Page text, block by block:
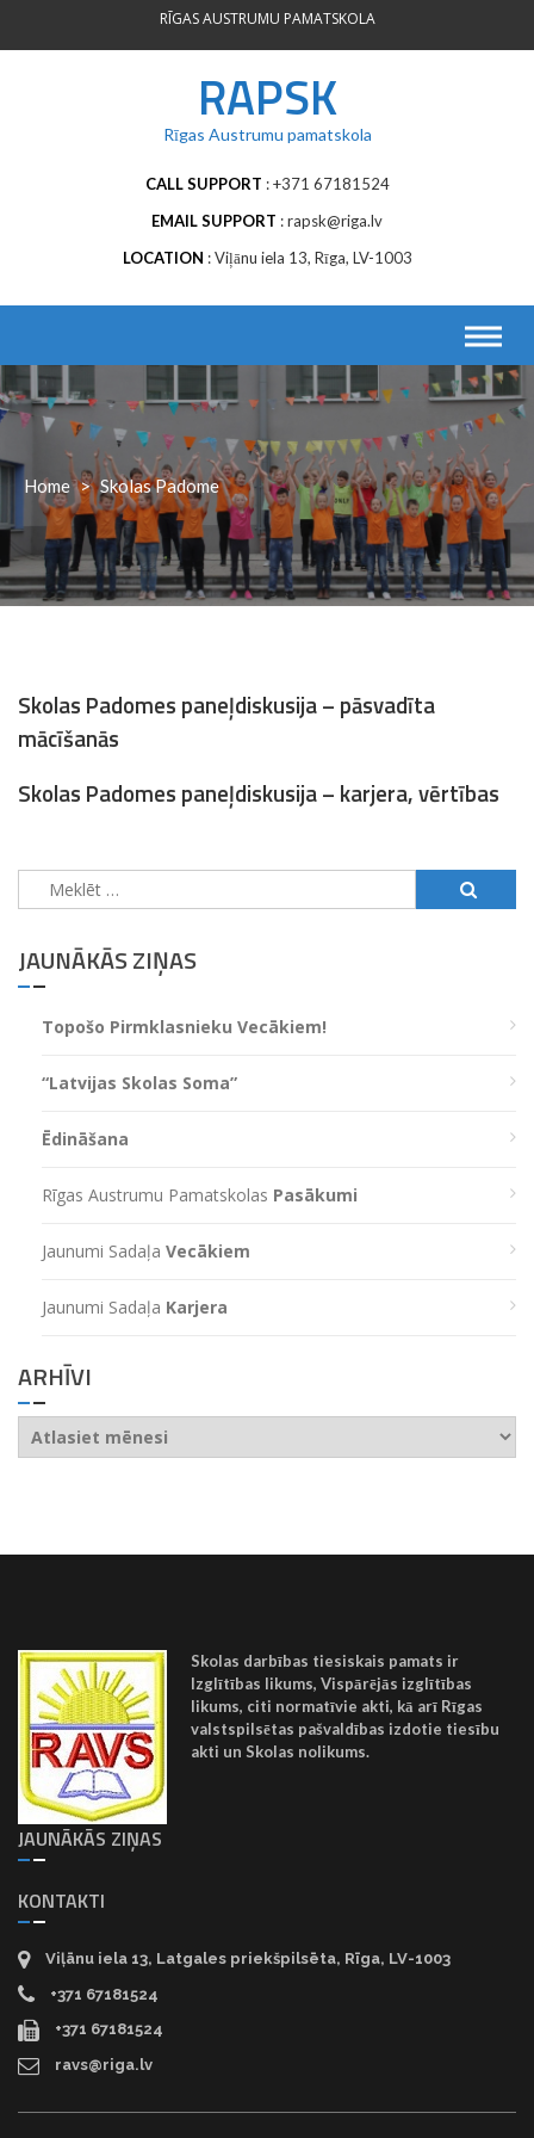
RĪGAS AUSTRUMU PAMATSKOLA
RAPSK
Rīgas Austrumu pamatskola
CALL SUPPORT
+371 67181524
EMAIL SUPPORT
rapsk@riga.lv
LOCATION
Viļānu iela 13, Rīga, LV-1003
Home > Skolas Padome
Skolas Padomes paneļdiskusija – pāsvadīta
mācīšanās
Skolas Padomes paneļdiskusija – karjera, vērtības
Meklēt:
JAUNĀKĀS ZIŅAS
Topošo Pirmklasnieku Vecākiem!
“Latvijas Skolas Soma”
Ēdināšana
Rīgas Austrumu Pamatskolas Pasākumi
Jaunumi Sadaļa Vecākiem
Jaunumi Sadaļa Karjera
ARHĪVI
Arhīvi
Skolas darbības tiesiskais pamats ir
Izglītības likums, Vispārējās izglītības
likums, citi normatīvie akti, kā arī Rīgas
valstspilsētas pašvaldības izdotie tiesību
akti un Skolas nolikums.
JAUNĀKĀS ZIŅAS
KONTAKTI
Viļānu iela 13, Latgales priekšpilsēta, Rīga, LV-1003
+371 67181524
+371 67181524
ravs@riga.lv